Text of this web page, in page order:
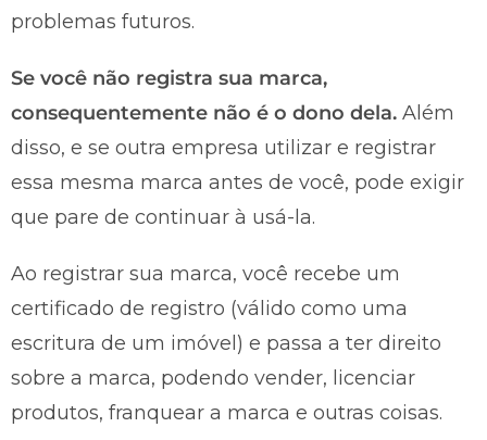
problemas futuros.
Se você não registra sua marca,
consequentemente não é o dono dela. Além
disso, e se outra empresa utilizar e registrar
essa mesma marca antes de você, pode exigir
que pare de continuar à usá-la.
Ao registrar sua marca, você recebe um
certificado de registro (válido como uma
escritura de um imóvel) e passa a ter direito
sobre a marca, podendo vender, licenciar
produtos, franquear a marca e outras coisas.